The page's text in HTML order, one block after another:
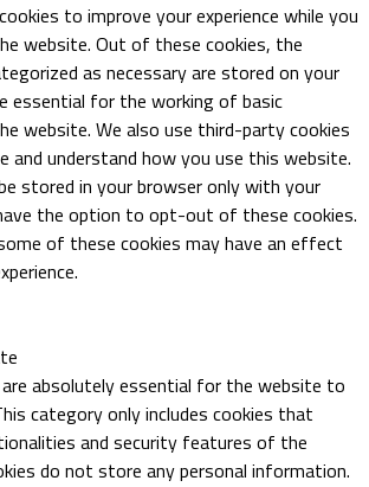
to improve your experience while you
website. Out of these cookies, the
as necessary are stored on your
essential for the working of basic
website. We also use third-party cookies
and understand how you use this website.
stored in your browser only with your
the option to opt-out of these cookies.
of these cookies may have an effect
are absolutely essential for the website to
category only includes cookies that
and security features of the
do not store any personal information.